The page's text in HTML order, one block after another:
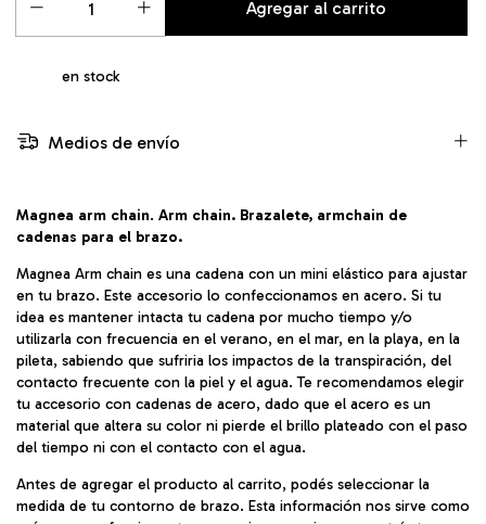
en stock
Medios de envío
Magnea arm chain. Arm chain. Brazalete, armchain de
cadenas para el brazo.
Magnea Arm chain es una cadena con un mini elástico para ajustar
en tu brazo. Este accesorio lo confeccionamos en acero. Si tu
idea es mantener intacta tu cadena por mucho tiempo y/o
utilizarla con frecuencia en el verano, en el mar, en la playa, en la
pileta, sabiendo que sufriria los impactos de la transpiración, del
contacto frecuente con la piel y el agua. Te recomendamos elegir
tu accesorio con cadenas de acero, dado que el acero es un
material que altera su color ni pierde el brillo plateado con el paso
del tiempo ni con el contacto con el agua.
Antes de agregar el producto al carrito, podés seleccionar la
medida de tu contorno de brazo. Esta información nos sirve como